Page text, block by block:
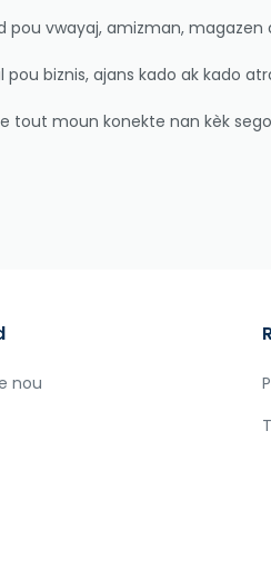
vwayaj, amizman, magazen
biznis, ajans kado ak kado
tout moun konekte nan kèk
nou